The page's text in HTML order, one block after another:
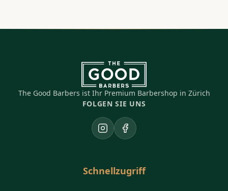
The Good Barbers ist Ihr Premium Barbershop in Zürich
FOLGEN SIE UNS
InstagramFacebook
Schnellzugriff